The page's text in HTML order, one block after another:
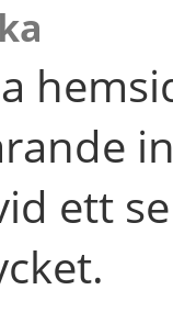
ett